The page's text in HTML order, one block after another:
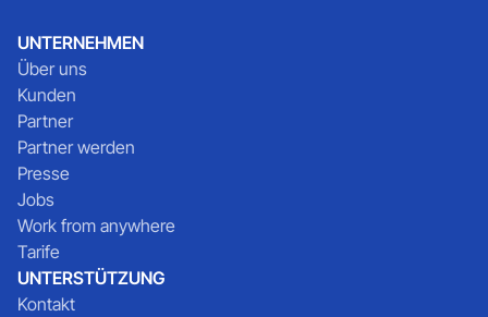
UNTERNEHMEN
Über uns
Kunden
Partner
Partner werden
Presse
Jobs
Work from anywhere
Tarife
UNTERSTÜTZUNG
Kontakt